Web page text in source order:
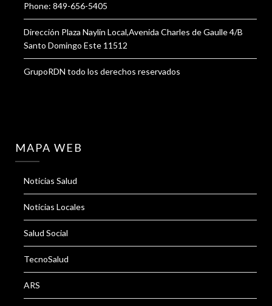
Phone: 849-656-5405
Dirección Plaza Naylin Local,Avenida Charles de Gaulle 4/B
Santo Domingo Este 11512
GrupoRDN todo los derechos reservados
MAPA WEB
Noticias Salud
Noticias Locales
Salud Social
TecnoSalud
ARS